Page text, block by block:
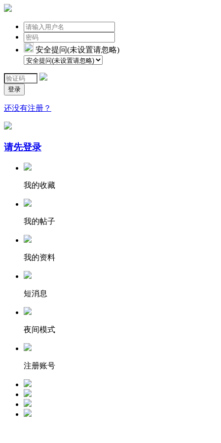
安全提问(未设置请忽略)
登录
还没有注册？
请先登录
我的收藏
我的帖子
我的资料
短消息
夜间模式
注册账号